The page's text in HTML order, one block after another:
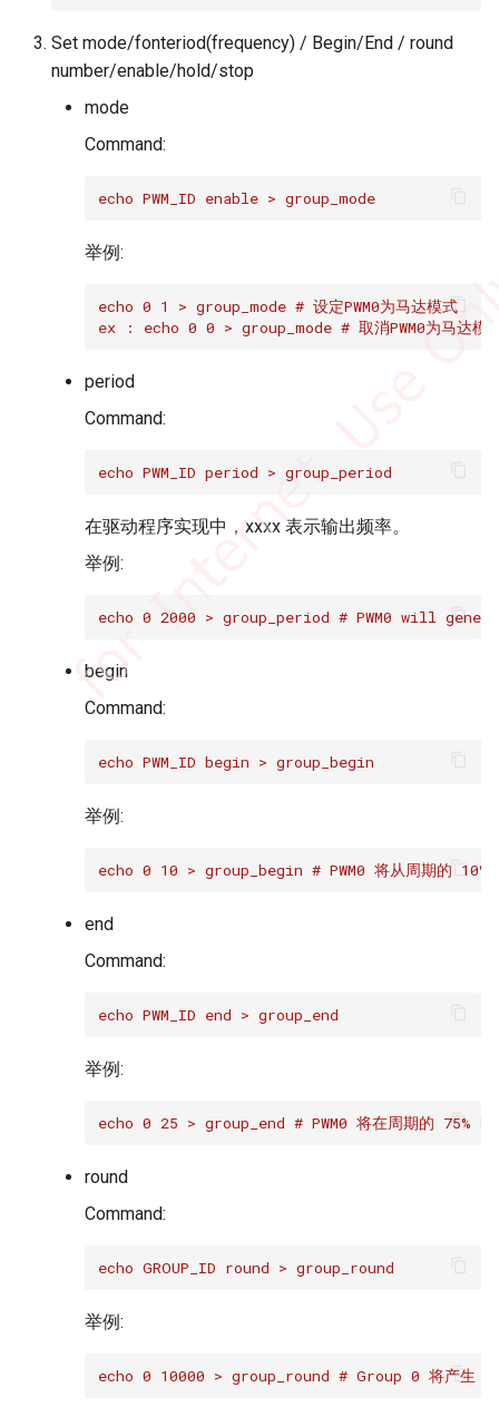
Set mode/fonteriod(frequency) / Begin/End / round
number/enable/hold/stop
mode
Command:
echo PWM_ID enable > group_mode
举例:
echo 0 1 > group_mode # 设定PWM0为马达模式
ex : echo 0 0 > group_mode # 取消PWM0为马达模
period
Command:
echo PWM_ID period > group_period
在驱动程序实现中，xxxx 表示输出频率。
举例:
echo 0 2000 > group_period # PWM0 will
begin
Command:
echo PWM_ID begin > group_begin
举例:
echo 0 10 > group_begin # PWM0 将从周期的
end
Command:
echo PWM_ID end > group_end
举例:
echo 0 25 > group_end # PWM0 将在周期的 75%
round
Command:
echo GROUP_ID round > group_round
举例:
echo 0 10000 > group_round # Group 0 将产生